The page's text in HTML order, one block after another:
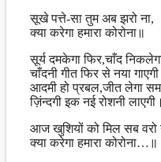
सूखे पत्ते-सा तुम अब झरो ना,
क्या करेगा हमारा कोरोना॥
सूर्य दमकेगा फिर,चाँद
चाँदनी गीत फिर से नया
आदमी हो प्रबल,जीत लेगा
ज़िंन्दगी इक नई रोशनी लाएगी।
आज खुशियों को मिल सब वरो
क्या करेगा हमारा कोरोना…॥